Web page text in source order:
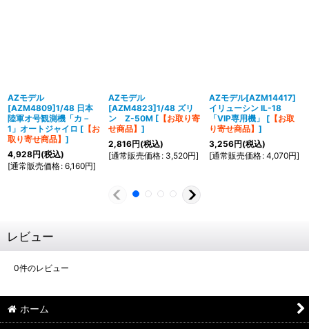
AZモデル
[AZM4809]1/48 日本
陸軍オ号観測機「カ－
1」オートジャイロ [ 【お
取り寄せ商品】 ]
4,928円(税込)
[通常販売価格: 6,160円]
AZモデル
[AZM4823]1/48 ズリ
ン Z-50M [ 【お取り寄
せ商品】 ]
2,816円(税込)
[通常販売価格: 3,520円]
AZモデル[AZM14417]
イリューシン IL-18
「VIP専用機」
[ 【お取
り寄せ商品】 ]
3,256円(税込)
[通常販売価格: 4,070円]
レビュー
0件のレビュー
ホーム